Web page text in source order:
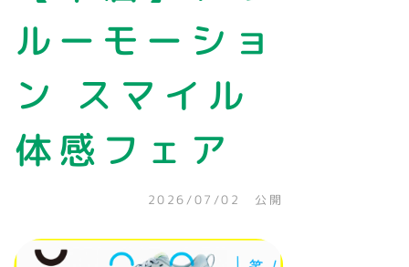
ルーモーショ
ン スマイル
体感フェア
2026/07/02 公開